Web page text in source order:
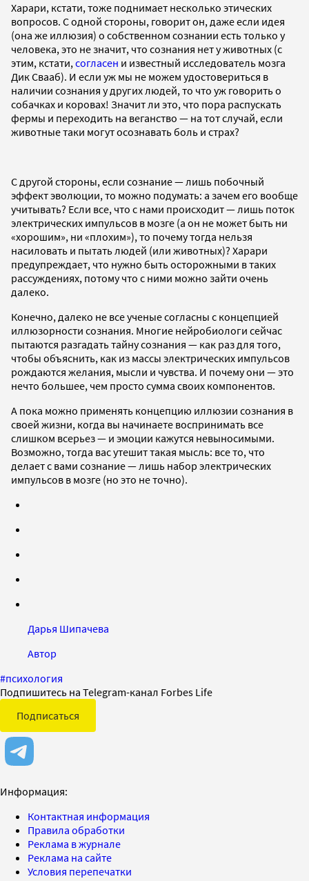
Харари, кстати, тоже поднимает несколько этических
вопросов. С одной стороны, говорит он, даже если идея
(она же иллюзия) о собственном сознании есть только у
человека, это не значит, что сознания нет у животных (с
этим, кстати,согласен и известный исследователь мозга
Дик Свааб). И если уж мы не можем удостовериться в
наличии сознания у других людей, то что уж говорить о
собачках и коровах! Значит ли это, что пора распускать
фермы и переходить на веганство — на тот случай, если
животные таки могут осознавать боль и страх?
С другой стороны, если сознание — лишь побочный
эффект эволюции, то можно подумать: а зачем его вообще
учитывать? Если все, что с нами происходит — лишь поток
электрических импульсов в мозге (а он не может быть ни
«хорошим», ни «плохим»), то почему тогда нельзя
насиловать и пытать людей (или животных)? Харари
предупреждает, что нужно быть осторожными в таких
рассуждениях, потому что с ними можно зайти очень
далеко.
Конечно, далеко не все ученые согласны с концепцией
иллюзорности сознания. Многие нейробиологи сейчас
пытаются разгадать тайну сознания — как раз для того,
чтобы объяснить, как из массы электрических импульсов
рождаются желания, мысли и чувства. И почему они — это
нечто большее, чем просто сумма своих компонентов.
А пока можно применять концепцию иллюзии сознания в
своей жизни, когда вы начинаете воспринимать все
слишком всерьез — и эмоции кажутся невыносимыми.
Возможно, тогда вас утешит такая мысль: все то, что
делает с вами сознание — лишь набор электрических
импульсов в мозге (но это не точно).
Дарья Шипачева
Автор
#психология
Подпишитесь на Telegram-канал Forbes Life
Подписаться
Информация:
Контактная информация
Правила обработки
Реклама в журнале
Реклама на сайте
Условия перепечатки